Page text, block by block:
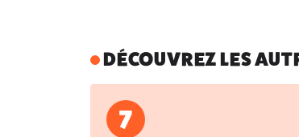
DÉCOUVREZ LES
7